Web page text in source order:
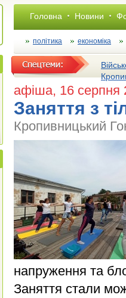
Головна Новини
політика економіка
афіша, 16 серпня
​Заняття з
Кропивницький
напруження та
Заняття стали